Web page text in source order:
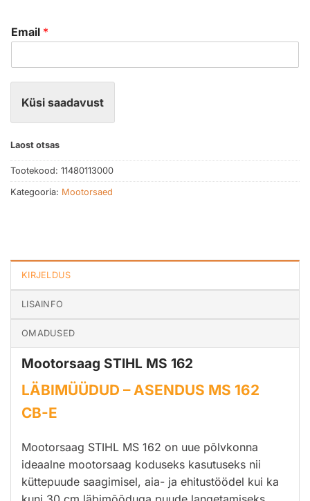
Email *
Küsi saadavust
Laost otsas
Tootekood: 11480113000
Kategooria: Mootorsaed
KIRJELDUS
LISAINFO
OMADUSED
Mootorsaag STIHL MS 162
LÄBIMÜÜDUD – ASENDUS MS 162
CB-E
Mootorsaag STIHL MS 162 on uue põlvkonna
ideaalne mootorsaag koduseks kasutuseks nii
küttepuude saagimisel, aia- ja ehitustöödel kui ka